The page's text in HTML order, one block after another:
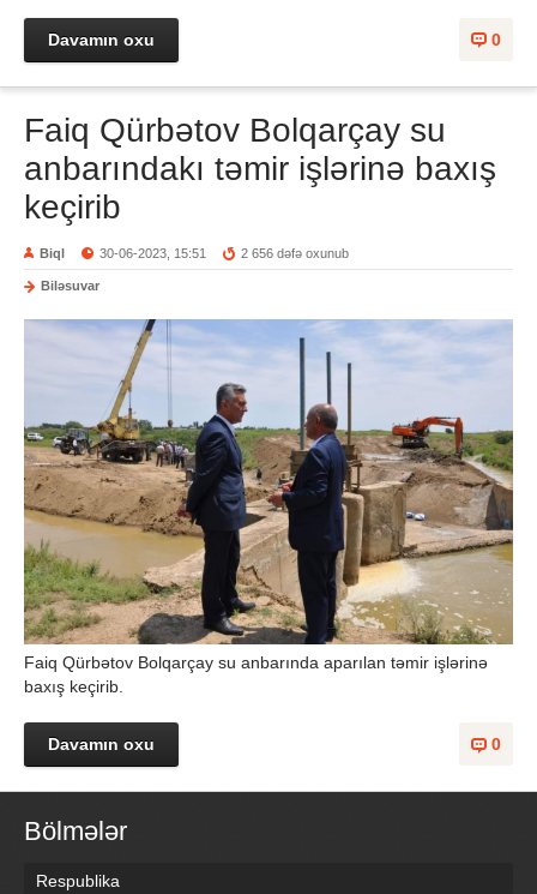
0
Davamın oxu
Faiq Qürbətov Bolqarçay su
anbarındakı təmir işlərinə baxış
keçirib
Biql 30-06-2023, 15:51 2 656 dəfə oxunub
Biləsuvar
Faiq Qürbətov Bolqarçay su anbarında aparılan təmir işlərinə
baxış keçirib.
0
Davamın oxu
Bölmələr
Respublika